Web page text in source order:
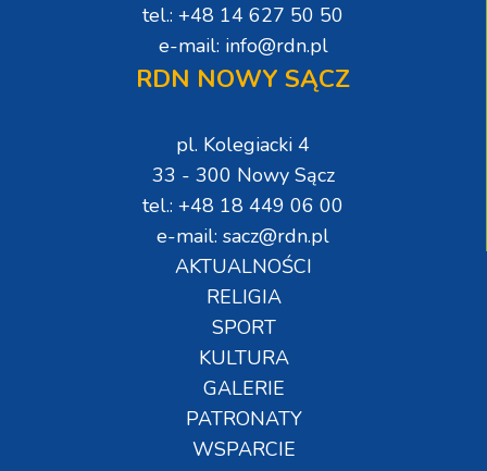
tel.: +48 14 627 50 50
e-mail: info@rdn.pl
RDN NOWY SĄCZ
pl. Kolegiacki 4
33 - 300 Nowy Sącz
tel.: +48 18 449 06 00
e-mail: sacz@rdn.pl
AKTUALNOŚCI
RELIGIA
SPORT
KULTURA
GALERIE
PATRONATY
WSPARCIE